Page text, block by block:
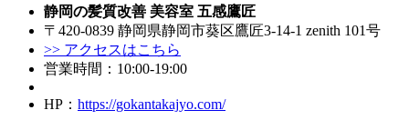
静岡の髪質改善 美容室 五感鷹匠
〒420-0839 静岡県静岡市葵区鷹匠3-14-1 zenith 101号
>> アクセスはこちら
営業時間：10:00-19:00
HP： https://gokantakajyo.com/